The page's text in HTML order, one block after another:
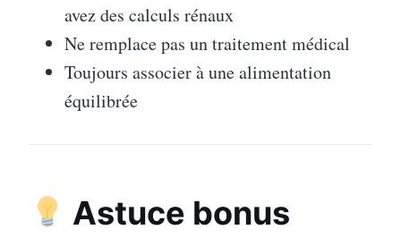
avez des calculs rénaux
Ne remplace pas un traitement médical
Toujours associer à une alimentation
équilibrée
Astuce bonus